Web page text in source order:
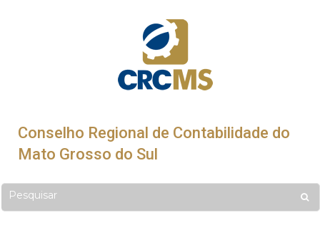
Conselho Regional de Contabilidade do
Mato Grosso do Sul